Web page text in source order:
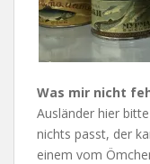
Was mir nicht
Ausländer hier
nichts passt, der
einem vom